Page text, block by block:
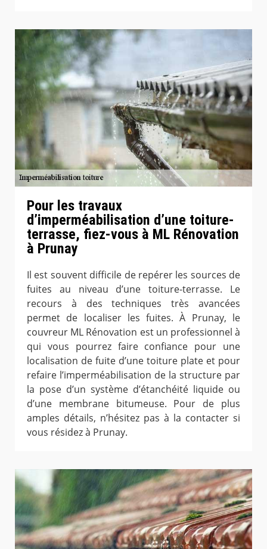
Pour les travaux
d’imperméabilisation d’une toiture-
terrasse, fiez-vous à ML Rénovation
à Prunay
Il est souvent difficile de repérer les sources de
fuites au niveau d’une toiture-terrasse. Le
recours à des techniques très avancées
permet de localiser les fuites. À Prunay, le
couvreur ML Rénovation est un professionnel à
qui vous pourrez faire confiance pour une
localisation de fuite d’une toiture plate et pour
refaire l’imperméabilisation de la structure par
la pose d’un système d’étanchéité liquide ou
d’une membrane bitumeuse. Pour de plus
amples détails, n’hésitez pas à la contacter si
vous résidez à Prunay.